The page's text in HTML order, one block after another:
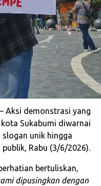
Aksi demonstrasi yang
Sukabumi diwarnai
unik hingga
Rabu (3/6/2026).
bertuliskan,
dipusingkan dengan